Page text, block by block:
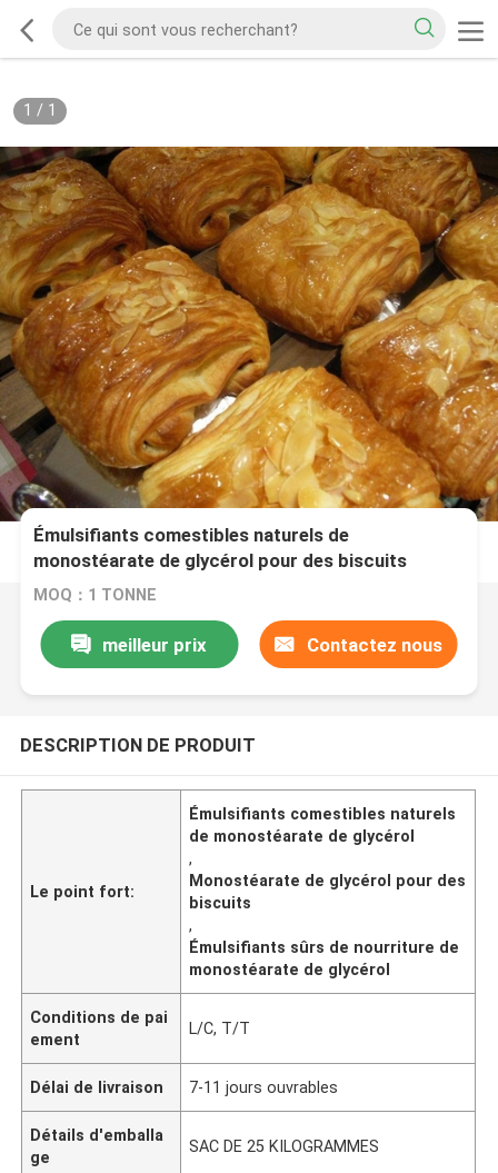
1 / 1
Émulsifiants comestibles naturels de
monostéarate de glycérol pour des biscuits
MOQ：1 TONNE
meilleur prix Contactez nous
DESCRIPTION DE PRODUIT
Le point fort:
Émulsifiants comestibles naturels
de monostéarate de glycérol
,
Monostéarate de glycérol pour des
biscuits
,
Émulsifiants sûrs de nourriture de
monostéarate de glycérol
Conditions de pai
ement
L/C, T/T
Délai de livraison 7-11 jours ouvrables
Détails d'emballa
ge
SAC DE 25 KILOGRAMMES